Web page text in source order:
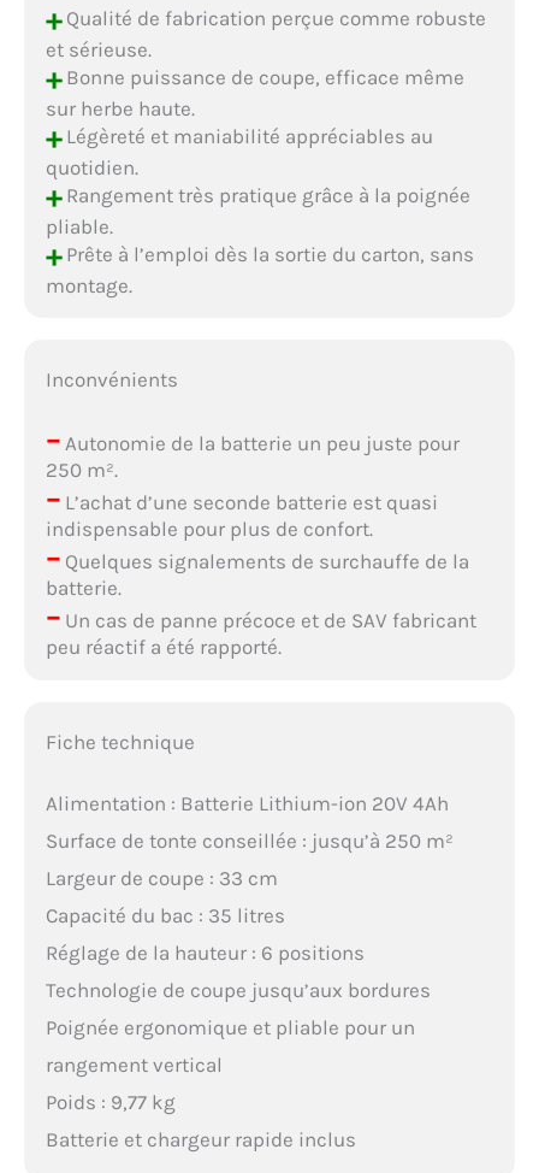
+Qualité de fabrication perçue comme robuste
et sérieuse.
+Bonne puissance de coupe, efficace même
sur herbe haute.
+Légèreté et maniabilité appréciables au
quotidien.
+Rangement très pratique grâce à la poignée
pliable.
+Prête à l’emploi dès la sortie du carton, sans
montage.
Inconvénients
–Autonomie de la batterie un peu juste pour
250 m².
–L’achat d’une seconde batterie est quasi
indispensable pour plus de confort.
–Quelques signalements de surchauffe de la
batterie.
–Un cas de panne précoce et de SAV fabricant
peu réactif a été rapporté.
Fiche technique
Alimentation : Batterie Lithium-ion 20V 4Ah
Surface de tonte conseillée : jusqu’à 250 m²
Largeur de coupe : 33 cm
Capacité du bac : 35 litres
Réglage de la hauteur : 6 positions
Technologie de coupe jusqu’aux bordures
Poignée ergonomique et pliable pour un
rangement vertical
Poids : 9,77 kg
Batterie et chargeur rapide inclus